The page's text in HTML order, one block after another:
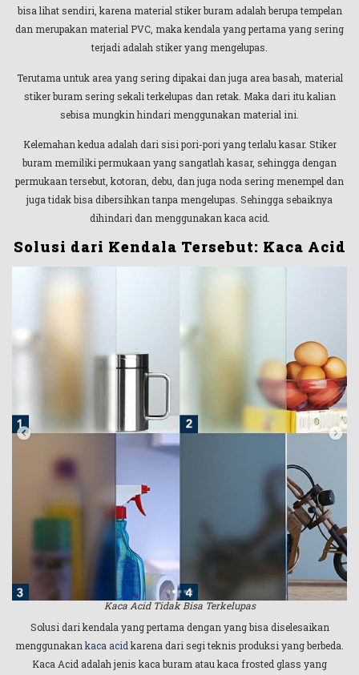
bisa lihat sendiri, karena material stiker buram adalah berupa tempelan
dan merupakan material PVC, maka kendala yang pertama yang sering
terjadi adalah stiker yang mengelupas.
Terutama untuk area yang sering dipakai dan juga area basah, material
stiker buram sering sekali terkelupas dan retak. Maka dari itu kalian
sebisa mungkin hindari menggunakan material ini.
Kelemahan kedua adalah dari sisi pori-pori yang terlalu kasar. Stiker
buram memiliki permukaan yang sangatlah kasar, sehingga dengan
permukaan tersebut, kotoran, debu, dan juga noda sering menempel dan
juga tidak bisa dibersihkan tanpa mengelupas. Sehingga sebaiknya
dihindari dan menggunakan kaca acid.
Solusi dari Kendala Tersebut: Kaca Acid
Kaca Acid Tidak Bisa Terkelupas
Solusi dari kendala yang pertama dengan yang bisa diselesaikan
menggunakan kaca acid karena dari segi teknis produksi yang berbeda.
Kaca Acid adalah jenis kaca buram atau kaca frosted glass yang